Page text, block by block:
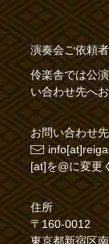
演奏会ご依頼
伶楽舎では公
い合わせ先へ
お問い合わせ先
[at]を@に変更
住所
〒160-0012
東京都新宿区